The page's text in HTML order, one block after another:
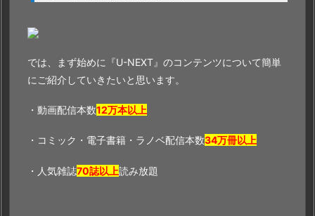
では、まず始めに『U-NEXT』のコンテンツについて簡単
にご紹介していきたいと思います。
・動画配信本数12万本以上
・コミック・電子書籍・ラノベ配信本数34万冊以上
・人気雑誌70誌以上読み放題